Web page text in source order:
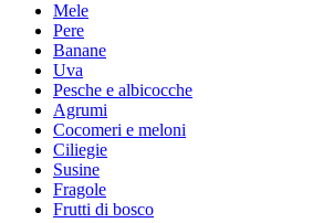
Mele
Pere
Banane
Uva
Pesche e albicocche
Agrumi
Cocomeri e meloni
Ciliegie
Susine
Fragole
Frutti di bosco